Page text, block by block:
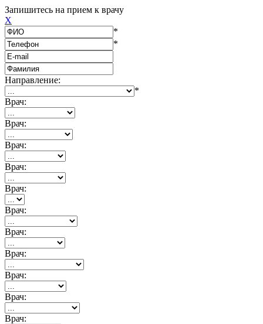
Запишитесь на прием к врачу
X
*
*
Направление:
*
Врач:
Врач:
Врач:
Врач:
Врач:
Врач:
Врач:
Врач:
Врач:
Врач:
Врач: